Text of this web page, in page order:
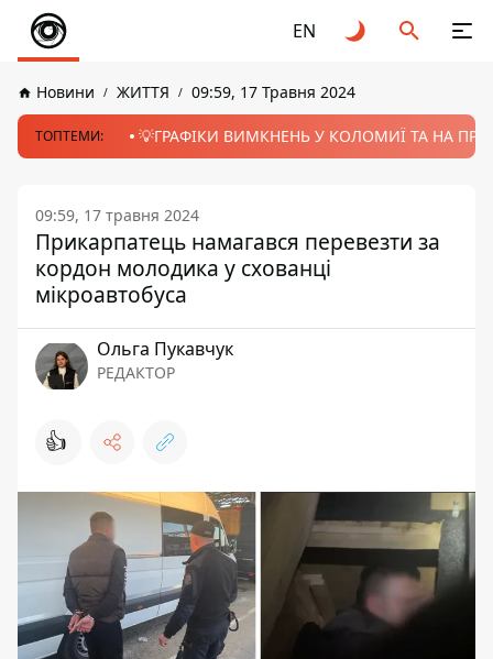
EN
Новини ЖИТТЯ 09:59, 17 Травня 2024
ТОПТЕМИ: 💡ГРАФІКИ ВИМКНЕНЬ У КОЛОМИЇ ТА НА
09:59, 17 травня 2024
Прикарпатець намагався перевезти за
кордон молодика у схованці
мікроавтобуса
Ольга Пукавчук
РЕДАКТОР
👍